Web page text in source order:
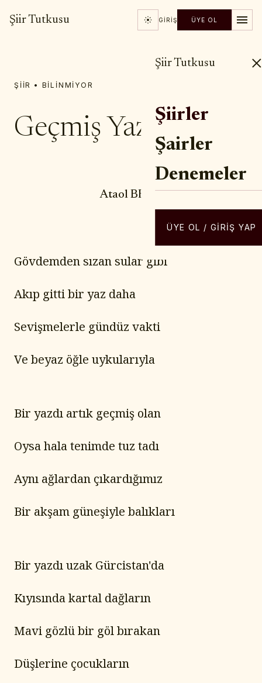
Şiir Tutkusu GIRIŞ ÜYE OL
Şiir Tutkusu
Şiirler
Şairler
Denemeler
ÜYE OL / GIRIŞ YAP
ŞIIR • BILINMIYOR
Geçmiş Yaz
YAZAR / ŞAIR
Ataol BEHRAMOĞLU
Gövdemden sızan sular gibi
Akıp gitti bir yaz daha
Sevişmelerle gündüz vakti
Ve beyaz öğle uykularıyla
Bir yazdı artık geçmiş olan
Oysa hala tenimde tuz tadı
Aynı ağlardan çıkardığımız
Bir akşam güneşiyle balıkları
Bir yazdı uzak Gürcistan'da
Kıyısında kartal dağların
Mavi gözlü bir göl bırakan
Düşlerine çocukların